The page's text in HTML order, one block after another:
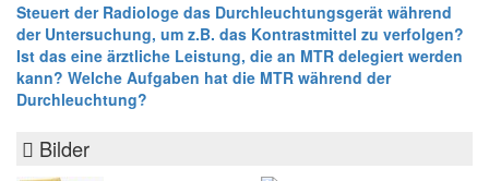
Steuert der Radiologe das Durchleuchtungsgerät während
der Untersuchung, um z.B. das Kontrastmittel zu verfolgen?
Ist das eine ärztliche Leistung, die an MTR delegiert werden
kann? Welche Aufgaben hat die MTR während der
Durchleuchtung?
Bilder